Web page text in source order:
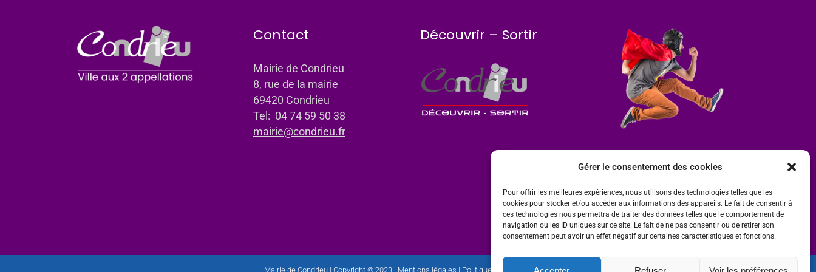
Gérer le consentement des cookies
Pour offrir les meilleures expériences, nous utilisons des technologies telles que les
cookies pour stocker et/ou accéder aux informations des appareils. Le fait de consentir à
ces technologies nous permettra de traiter des données telles que le comportement de
navigation ou les ID uniques sur ce site. Le fait de ne pas consentir ou de retirer son
consentement peut avoir un effet négatif sur certaines caractéristiques et fonctions.
Contact
Mairie de Condrieu
8, rue de la mairie
69420 Condrieu
Tel: 04 74 59 50 38
mairie@condrieu.fr
Découvrir – Sortir
Mairie de Condrieu | Copyright © 2023 | Mentions légales | Politique de confidentialité